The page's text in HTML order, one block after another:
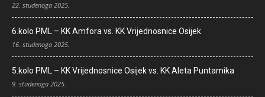
22. studenoga 2025.
6.kolo PML – KK Amfora vs. KK Vrijednosnice Osijek
16. studenoga 2025.
5.kolo PML – KK Vrijednosnice Osijek vs. KK Aleta Puntamika
9. studenoga 2025.